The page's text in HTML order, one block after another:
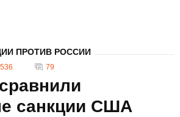
ПРОТИВ РОССИИ
79
санкции США